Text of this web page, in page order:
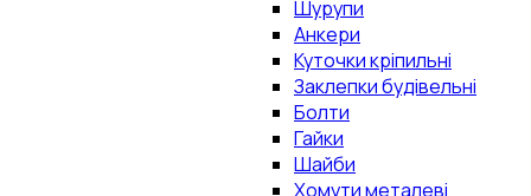
Шурупи
Анкери
Куточки кріпильні
Заклепки будівельні
Болти
Гайки
Шайби
Хомути металеві